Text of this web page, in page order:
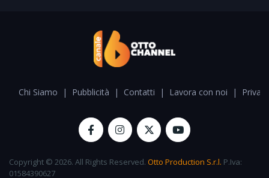
Chi Siamo | Pubblicità | Contatti | Lavora con noi |
Copyright © 2026. All Rights Reserved. Otto Production S.r.l. P.Iva:
01584390627